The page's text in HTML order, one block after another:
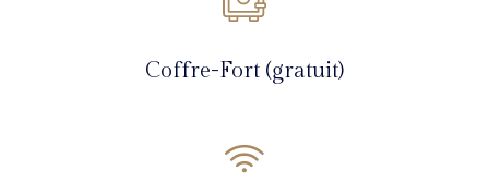
Coffre-Fort (gratuit)